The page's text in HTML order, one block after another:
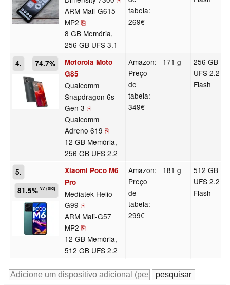
ARM Mali-G615
MP2 ⎘
8 GB Memória,
256 GB UFS 3.1
tabela:
269€
4. 74.7%
Motorola Moto
G85
Qualcomm
Snapdragon 6s
Gen 3 ⎘
Qualcomm
Adreno 619 ⎘
12 GB Memória,
256 GB UFS 2.2
Amazon:
Preço
de
tabela:
349€
171 g
256 GB
UFS 2.2
Flash
5.
81.5%v7 (old)
Xiaomi Poco M6
Pro
Mediatek Helio
G99 ⎘
ARM Mali-G57
MP2 ⎘
12 GB Memória,
512 GB UFS 2.2
Amazon:
Preço
de
tabela:
299€
181 g
512 GB
UFS 2.2
Flash